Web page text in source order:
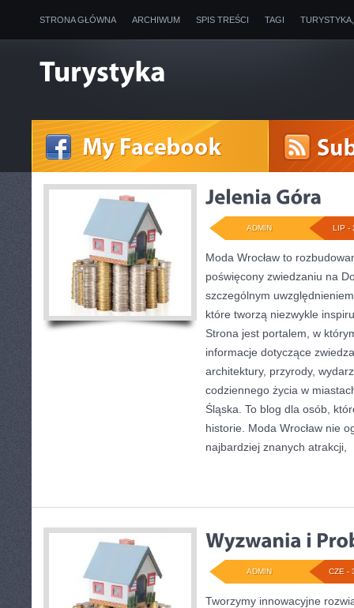
STRONA GŁÓWNA ARCHIWUM SPIS TREŚCI TAGI
LIP -
ADMIN
Moda Wrocław to
poświęcony zwiedzaniu na
szczególnym
które tworzą niezwykle
Strona jest portalem, w
informacje dotyczące
architektury, przyrody,
codziennego życia w
Śląska. To blog dla osób,
historie. Moda Wrocław nie
najbardziej znanych atrakcji,
CZE -
ADMIN
Tworzymy innowacyjne